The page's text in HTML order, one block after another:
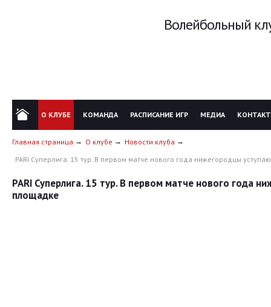
Волейбольный
О КЛУБЕ КОМАНДА РАСПИСАНИЕ ИГР МЕДИА
Главная страница О клубе
Новости клуба
PARI Суперлига. 15 тур. В первом матче нового года нижегородцы
PARI Суперлига. 15 тур. В первом матче нового года
площадке